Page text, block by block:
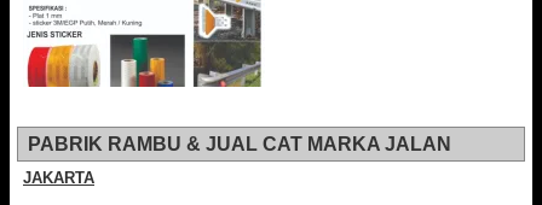
PABRIK RAMBU & JUAL CAT MARKA JALAN
JAKARTA